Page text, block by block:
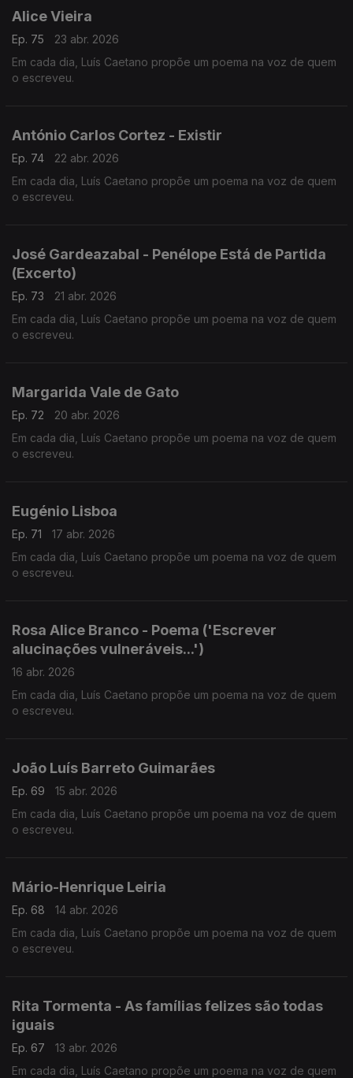
Alice Vieira
Ep. 75
23 abr. 2026
Em cada dia, Luís Caetano propõe um poema na voz de quem
o escreveu.
António Carlos Cortez - Existir
Ep. 74
22 abr. 2026
Em cada dia, Luís Caetano propõe um poema na voz de quem
o escreveu.
José Gardeazabal - Penélope Está de Partida
(Excerto)
Ep. 73
21 abr. 2026
Em cada dia, Luís Caetano propõe um poema na voz de quem
o escreveu.
Margarida Vale de Gato
Ep. 72
20 abr. 2026
Em cada dia, Luís Caetano propõe um poema na voz de quem
o escreveu.
Eugénio Lisboa
Ep. 71
17 abr. 2026
Em cada dia, Luís Caetano propõe um poema na voz de quem
o escreveu.
Rosa Alice Branco - Poema ('Escrever
alucinações vulneráveis...')
16 abr. 2026
Em cada dia, Luís Caetano propõe um poema na voz de quem
o escreveu.
João Luís Barreto Guimarães
Ep. 69
15 abr. 2026
Em cada dia, Luís Caetano propõe um poema na voz de quem
o escreveu.
Mário-Henrique Leiria
Ep. 68
14 abr. 2026
Em cada dia, Luís Caetano propõe um poema na voz de quem
o escreveu.
Rita Tormenta - As famílias felizes são todas
iguais
Ep. 67
13 abr. 2026
Em cada dia, Luís Caetano propõe um poema na voz de quem